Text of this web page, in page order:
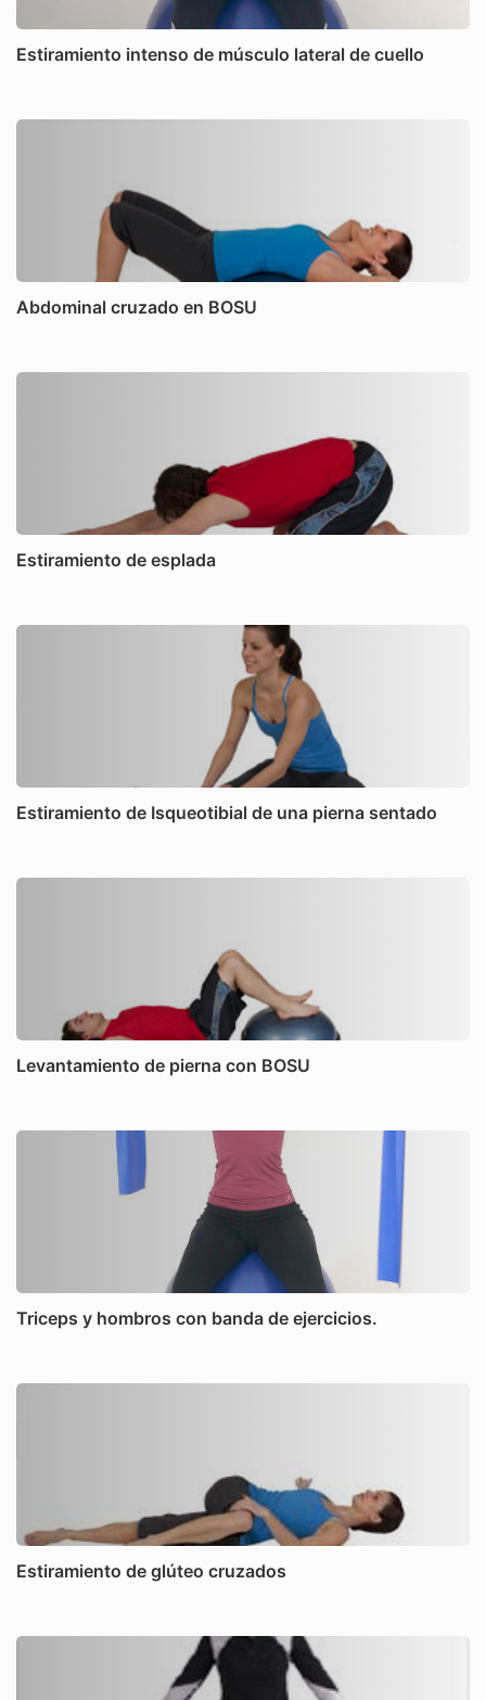
Estiramiento intenso de músculo lateral de cuello
Abdominal cruzado en BOSU
Estiramiento de esplada
Estiramiento de Isqueotibial de una pierna sentado
Levantamiento de pierna con BOSU
Triceps y hombros con banda de ejercicios.
Estiramiento de glúteo cruzados